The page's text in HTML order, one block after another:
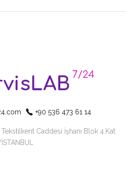
+90 536 473 61 14
Caddesi İşhanı Blok 4.Kat